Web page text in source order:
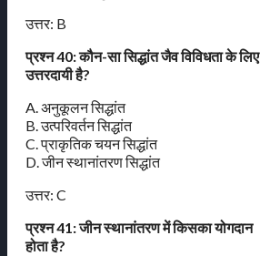
उत्तर: B
प्रश्न 40: कौन-सा सिद्धांत जैव विविधता के लिए
उत्तरदायी है?
A. अनुकूलन सिद्धांत
B. उत्परिवर्तन सिद्धांत
C. प्राकृतिक चयन सिद्धांत
D. जीन स्थानांतरण सिद्धांत
उत्तर: C
प्रश्न 41: जीन स्थानांतरण में किसका योगदान
होता है?